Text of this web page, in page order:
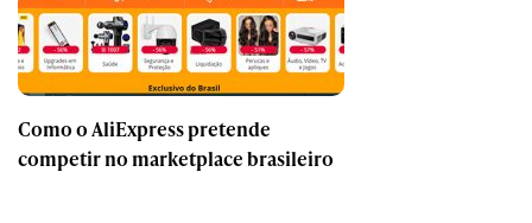
Como o AliExpress pretende
competir no marketplace brasileiro